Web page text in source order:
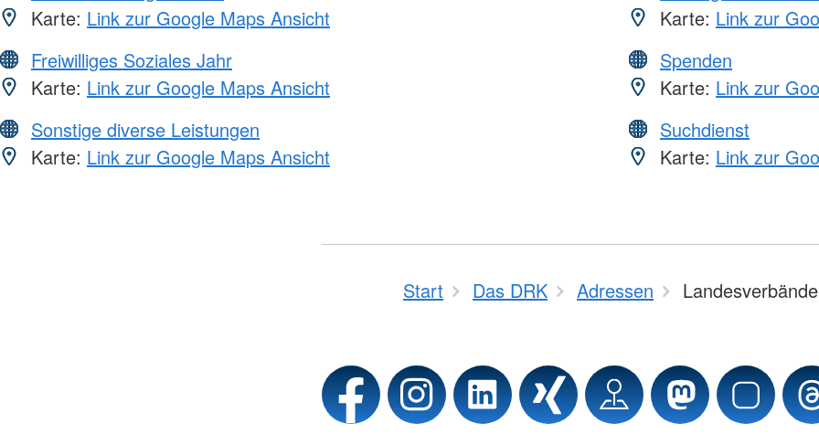
Karte: Link zur Google Maps Ansicht
Freiwilliges Soziales Jahr
Karte: Link zur Google Maps Ansicht
Sonstige diverse Leistungen
Karte: Link zur Google Maps Ansicht
Karte: Link zur
Spenden
Karte: Link zur
Suchdienst
Karte: Link zur
Start Das DRK Adressen Landesverbände